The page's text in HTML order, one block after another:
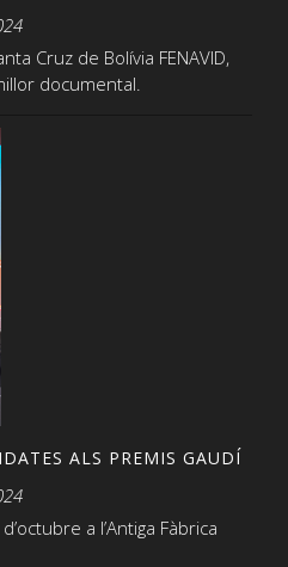
Cruz de Bolívia FENAVID,
documental.
ALS PREMIS GAUDÍ
a l’Antiga Fàbrica